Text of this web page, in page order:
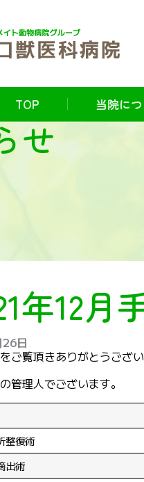
TOP 当院に
せ
年12月
日
ご覧頂きありがとうござい
管理人でございます。
整復術
出術